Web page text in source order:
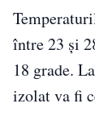
între 23 și
18 grade.
izolat va fi